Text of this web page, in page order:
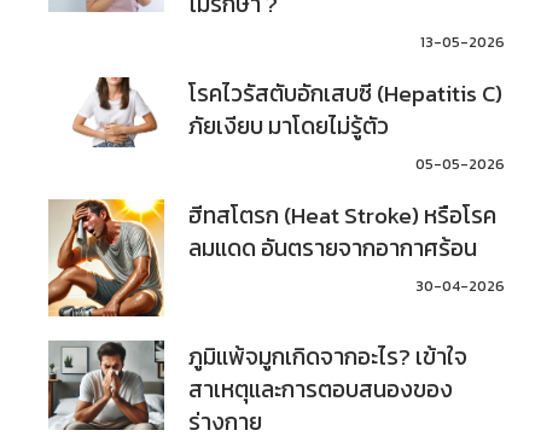
13-05-2026
โรคไวรัสตับอักเสบซี (Hepatitis C)
ภัยเงียบ มาโดยไม่รู้ตัว
05-05-2026
ฮีทสโตรก (Heat Stroke) หรือโรค
ลมแดด อันตรายจากอากาศร้อน
30-04-2026
ภูมิแพ้จมูกเกิดจากอะไร? เข้าใจ
สาเหตุและการตอบสนองของ
ร่างกาย